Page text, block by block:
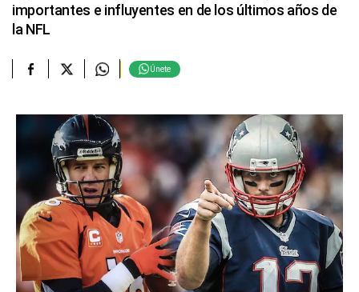
importantes e influyentes en de los últimos años de
la NFL
Únete